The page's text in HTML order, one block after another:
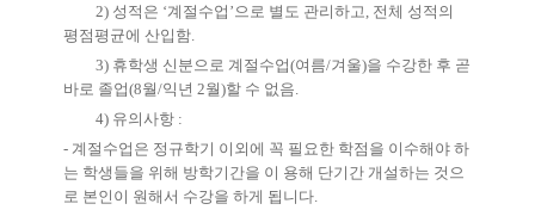
2) 성적은 ‘계절수업 ’ 으로 별도 관리하고 전체 성적의
평점평균에 산입함
3) 휴학생 신분으로 계절수업(여름/겨울)을 수강한 후 곧
바로 졸업(8월/익년 2월)할 수 없음
4) 유의사항 :
- 계절수업은 정규학기 이외에 꼭 필요한 학점을 이수해야 하
는 학생들을 위해 방학기간을 이 용해 단기간 개설하는 것으
로 본인이 원해서 수강을 하게 됩니다